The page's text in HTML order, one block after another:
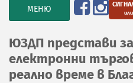
TOGGLE
NAVIGATION
МЕНЮ
ЮЗДП представи
електронни
реално време в